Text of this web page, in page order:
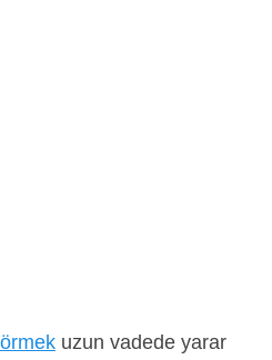
uzun vadede yarar